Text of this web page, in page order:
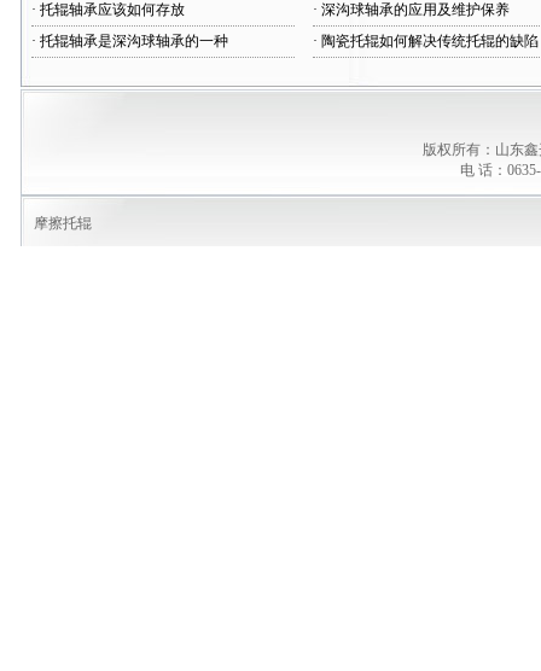
· 托辊轴承应该如何存放
· 托辊轴承是深沟球轴承的一种
· 深沟球轴承的应用及维护保养
· 陶瓷托辊如何解决传统托辊的缺陷
版权所有：山东
电 话：
摩擦托辊